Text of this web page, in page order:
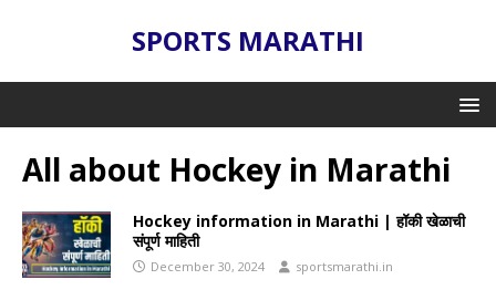
SPORTS MARATHI
All about Hockey in Marathi
Hockey information in Marathi | हॉकी खेळाची
संपूर्ण माहिती
December 30, 2024 sportsmarathi.in